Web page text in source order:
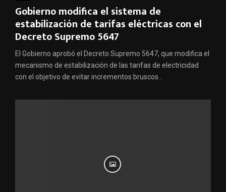
Gobierno modifica el sistema de
estabilización de tarifas eléctricas con el
Decreto Supremo 5647
El Gobierno aprobó el Decreto Supremo 5647, que modifica el
mecanismo de estabilización de las tarifas de electricidad
con el objetivo de evitar incrementos bruscos...